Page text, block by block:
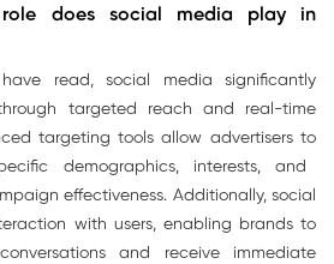
does social media play in
read, social media significantly
targeted reach and real-time
targeting tools allow advertisers to
demographics, interests, and
effectiveness. Additionally, social
with users, enabling brands to
and receive immediate